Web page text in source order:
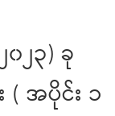
၂၃) ခု
အပိုင်း ၁